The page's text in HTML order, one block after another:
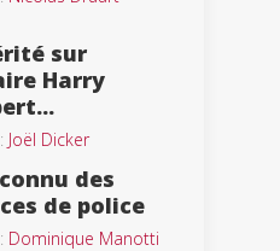
sur
Harry
Joël Dicker
des
de police
Dominique Manotti